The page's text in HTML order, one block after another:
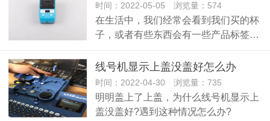
时间：2022-05-05 浏览量：574
在生活中，我们经常会看到我们买的杯
子，或者有些东西会有一些产品标签…
线号机显示上盖没盖好怎么办
时间：2022-04-30 浏览量：735
明明盖上了上盖，为什么线号机显示上
盖没盖好?遇到这种情况怎么办?